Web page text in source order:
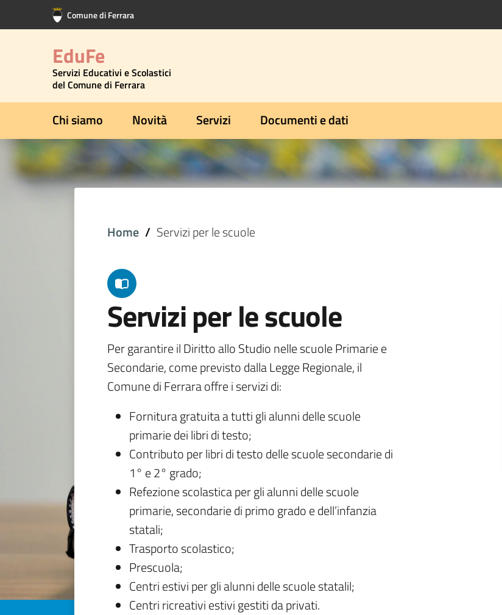
Vai al contenuto principale
Vai al footer Comune di Ferrara
EduFe
Servizi Educativi e Scolastici
del Comune di Ferrara
Chi siamo Novità Servizi Documenti e dati
Home Servizi per le scuole
Servizi per le scuole
Per garantire il Diritto allo Studio nelle scuole Primarie e
Secondarie, come previsto dalla Legge Regionale, il
Comune di Ferrara offre i servizi di:
Fornitura gratuita a tutti gli alunni delle scuole
primarie dei libri di testo;
Contributo per libri di testo delle scuole secondarie di
1° e 2° grado;
Refezione scolastica per gli alunni delle scuole
primarie, secondarie di primo grado e dell’infanzia
statali;
Trasporto scolastico;
Prescuola;
Centri estivi per gli alunni delle scuole statalil;
Centri ricreativi estivi gestiti da privati.